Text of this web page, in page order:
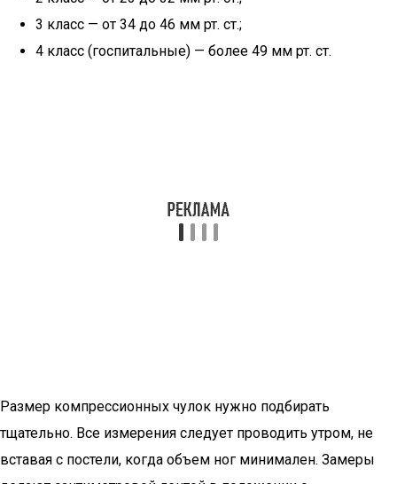
3 класс — от 34 до 46 мм рт. ст.;
4 класс (госпитальные) — более 49 мм рт. ст.
Размер компрессионных чулок нужно подбирать
тщательно. Все измерения следует проводить утром, не
вставая с постели, когда объем ног минимален. Замеры